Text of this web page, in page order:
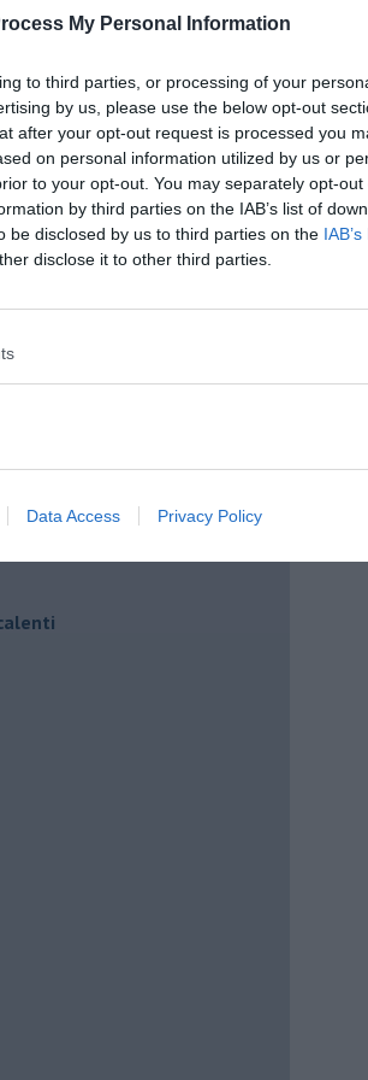
My Personal Information
to third parties, or processing of your
by us, please use the below opt-out
after your opt-out request is processed you
on personal information utilized by us or
to your opt-out. You may separately opt-out
by third parties on the IAB’s list of
be disclosed by us to third parties on the
disclose it to other third parties.
Data Access Privacy Policy
città"